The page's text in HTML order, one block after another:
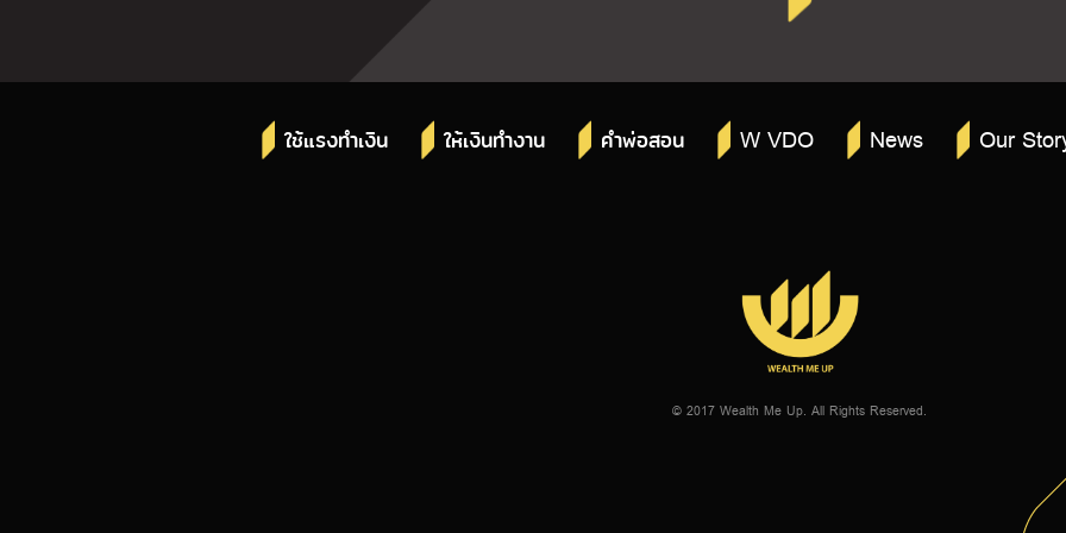
ใช้แรงทำเงิน ให้เงินทำงาน คำพ่อสอน W VDO News Our
© 2017 Wealth Me Up. All Rights Reserved.